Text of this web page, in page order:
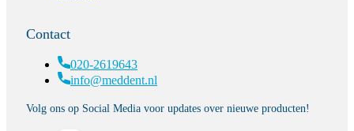
Contact
020-2619643
info@meddent.nl
Volg ons op Social Media voor updates over nieuwe producten!